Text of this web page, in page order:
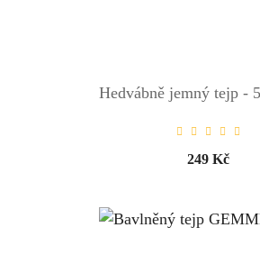
Hedvábně jemný tejp -
249 Kč